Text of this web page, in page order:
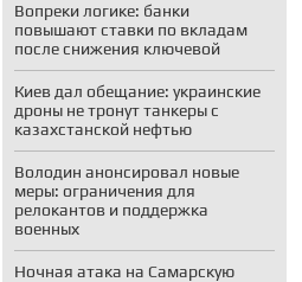
Вопреки логике: банки
повышают ставки по вкладам
после снижения ключевой
Киев дал обещание: украинские
дроны не тронут танкеры с
казахстанской нефтью
Володин анонсировал новые
меры: ограничения для
релокантов и поддержка
военных
Ночная атака на Самарскую